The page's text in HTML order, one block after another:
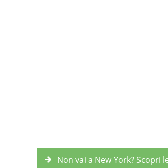
Non vai a New York?